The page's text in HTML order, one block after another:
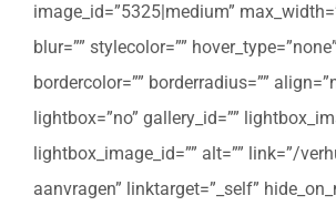
image_id=”5325|medium”
blur=”” stylecolor=””
bordercolor=”” borderradius=””
lightbox=”no” gallery_id=””
lightbox_image_id=”” alt=”” link=”/
aanvragen” linktarget=”_self”